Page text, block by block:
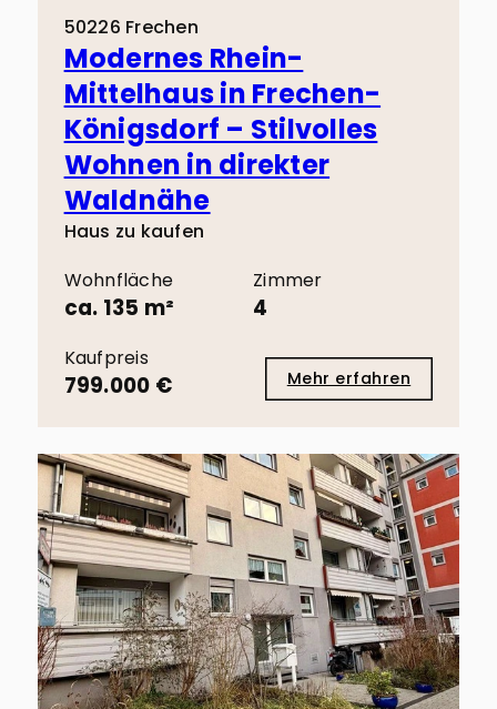
50226 Frechen
Modernes Rhein-
Mittelhaus in Frechen-
Königsdorf – Stilvolles
Wohnen in direkter
Waldnähe
Haus zu kaufen
Wohnfläche
ca. 135 m²
Zimmer
4
Kaufpreis
799.000 € Mehr erfahren